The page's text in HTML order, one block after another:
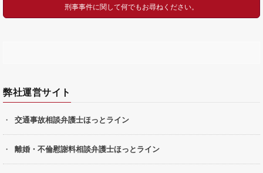
刑事事件に関して何でもお尋ねください。
弊社運営サイト
交通事故相談弁護士ほっとライン
離婚・不倫慰謝料相談弁護士ほっとライン